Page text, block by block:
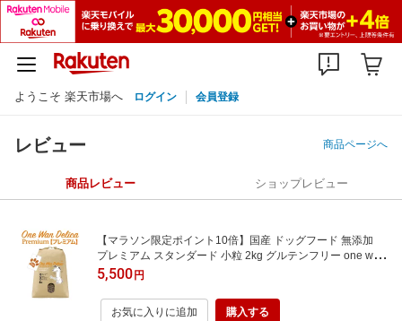
ようこそ 楽天市場へ ログイン 会員登録
レビュー 商品ページへ
商品レビュー ショップレビュー
【マラソン限定ポイント10倍】国産 ドッグフード 無添加
プレミアム スタンダード 小粒 2kg グルテンフリー one wan
delica ワンワンデリカ アレルギー対策
5,500円
お気に入りに追加 購入する